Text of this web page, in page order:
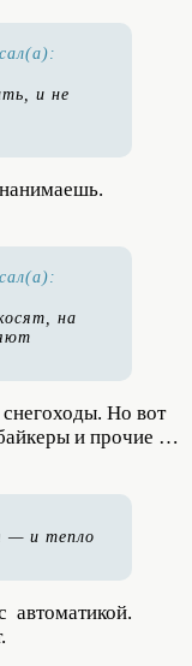
и не
на
Но вот
и прочие …
— и тепло
автоматикой.